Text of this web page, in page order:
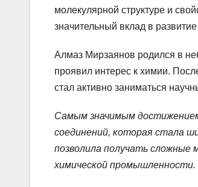
молекулярной структуре и
значительный вклад в развитие
Алмаз Мирзаянов родился в
проявил интерес к химии.
стал активно заниматься
Самым значимым
соединений, которая стала
позволила получать сложные
химической промышленности.